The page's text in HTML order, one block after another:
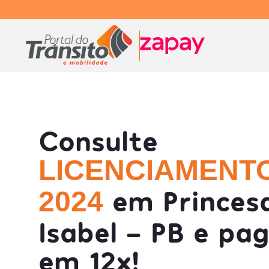
Consulte
2024 em
Isabel - PB e
em 12x!